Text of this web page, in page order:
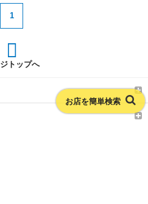
1
お店を簡単検索
トップへ